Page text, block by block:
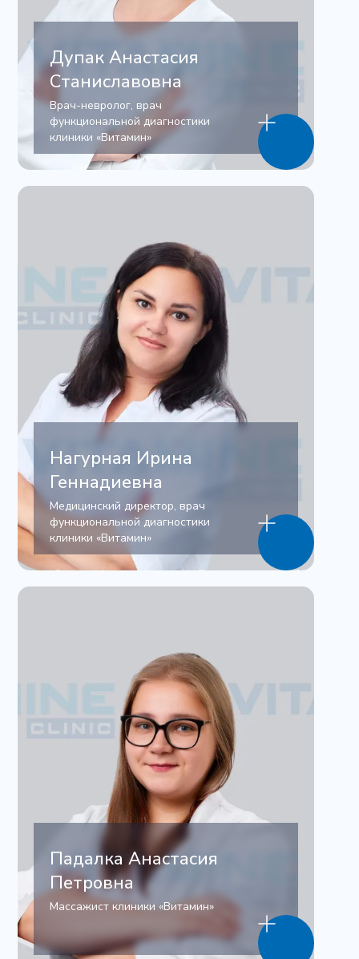
Дупак Анастасия
Станиславовна
Врач-невролог, врач
функциональной диагностики
клиники «Витамин»
Нагурная Ирина
Геннадиевна
Медицинский директор, врач
функциональной диагностики
клиники «Витамин»
Падалка Анастасия
Петровна
Массажист клиники «Витамин»